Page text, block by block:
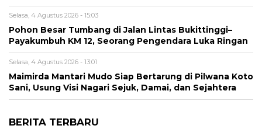
Selasa, 4 Agustus 2026 - 15:03
Pohon Besar Tumbang di Jalan Lintas Bukittinggi–
Payakumbuh KM 12, Seorang Pengendara Luka Ringan
Selasa, 4 Agustus 2026 - 13:01
Maimirda Mantari Mudo Siap Bertarung di Pilwana Koto
Sani, Usung Visi Nagari Sejuk, Damai, dan Sejahtera
BERITA TERBARU